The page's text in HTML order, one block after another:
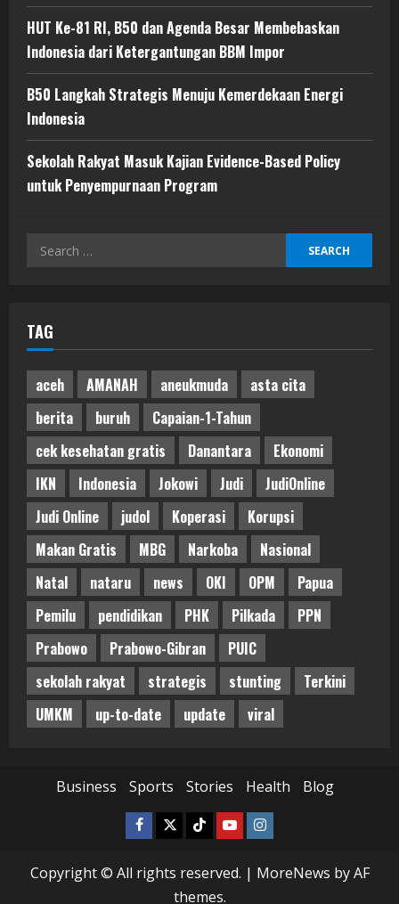
HUT Ke-81 RI, B50 dan Agenda Besar Membebaskan
Indonesia dari Ketergantungan BBM Impor
B50 Langkah Strategis Menuju Kemerdekaan Energi
Indonesia
Sekolah Rakyat Masuk Kajian Evidence-Based Policy
untuk Penyempurnaan Program
Search
TAG
aceh AMANAH aneukmuda
asta cita
berita
buruh
Capaian-1-Tahun
cek kesehatan gratis
Danantara
Ekonomi
IKN
Indonesia Jokowi Judi
JudiOnline
Judi Online
judol Koperasi
Korupsi
Makan Gratis
MBG Narkoba
Nasional
Natal
nataru news OKI OPM
Papua
Pemilu
pendidikan PHK Pilkada
PPN
Prabowo
Prabowo-Gibran
PUIC
sekolah rakyat
strategis stunting
Terkini
UMKM
up-to-date update viral
Business Sports Stories Health Blog
Facebook
TwitterTiktokYoutubeInstagram
Copyright © All rights reserved. | MoreNews by AF
themes.